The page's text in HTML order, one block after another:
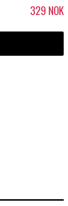
329 NOK